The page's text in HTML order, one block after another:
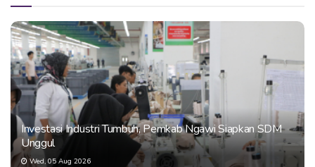
Investasi Industri Tumbuh, Pemkab Ngawi Siapkan SDM
Unggul
Wed, 05 Aug 2026